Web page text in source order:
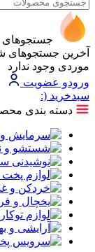
جستجوهای
آخرین جستجوهای
موردی وجود ندارد
ورودو عضویت
سبد‌خرید (:
دسته بندی